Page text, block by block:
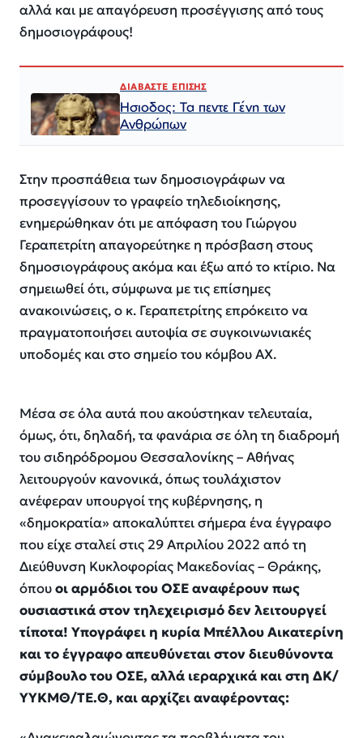
αλλά και με απαγόρευση προσέγγισης από τους
δημοσιογράφους!
ΔΙΑΒΑΣΤΕ ΕΠΙΣΗΣ
Ησιοδος: Τα πεντε Γένη των
Ανθρώπων
Στην προσπάθεια των δημοσιογράφων να
προσεγγίσουν το γραφείο τηλεδιοίκησης,
ενημερώθηκαν ότι με απόφαση του Γιώργου
Γεραπετρίτη απαγορεύτηκε η πρόσβαση στους
δημοσιογράφους ακόμα και έξω από το κτίριο. Να
σημειωθεί ότι, σύμφωνα με τις επίσημες
ανακοινώσεις, ο κ. Γεραπετρίτης επρόκειτο να
πραγματοποιήσει αυτοψία σε συγκοινωνιακές
υποδομές και στο σημείο του κόμβου ΑΧ.
Μέσα σε όλα αυτά που ακούστηκαν τελευταία,
όμως, ότι, δηλαδή, τα φανάρια σε όλη τη διαδρομή
του σιδηρόδρομου Θεσσαλονίκης – Αθήνας
λειτουργούν κανονικά, όπως τουλάχιστον
ανέφεραν υπουργοί της κυβέρνησης, η
«δημοκρατία» αποκαλύπτει σήμερα ένα έγγραφο
που είχε σταλεί στις 29 Απριλίου 2022 από τη
Διεύθυνση Κυκλοφορίας Μακεδονίας – Θράκης,
όπουοι αρμόδιοι του ΟΣΕ αναφέρουν πως
ουσιαστικά στον τηλεχειρισμό δεν λειτουργεί
τίποτα! Υπογράφει η κυρία Μπέλλου Αικατερίνη
και το έγγραφο απευθύνεται στον διευθύνοντα
σύμβουλο του ΟΣΕ, αλλά ιεραρχικά και στη ΔΚ/
ΥΥΚΜΘ/ΤΕ.Θ, και αρχίζει αναφέροντας: